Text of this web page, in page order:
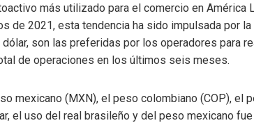
más utilizado para el comercio en América
de 2021, esta tendencia ha sido impulsada por la
son las preferidas por los operadores para
de operaciones en los últimos seis meses.
mexicano (MXN), el peso colombiano (COP), el
el uso del real brasileño y del peso mexicano fue